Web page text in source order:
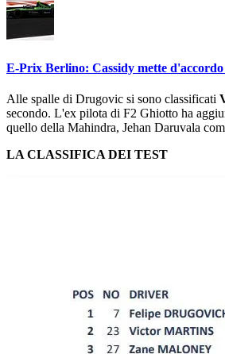
E-Prix Berlino: Cassidy mette
Alle spalle di Drugovic si sono classificati
secondo. L'ex pilota di F2 Ghiotto ha
quello della Mahindra, Jehan Daruvala
LA CLASSIFICA DEI TEST